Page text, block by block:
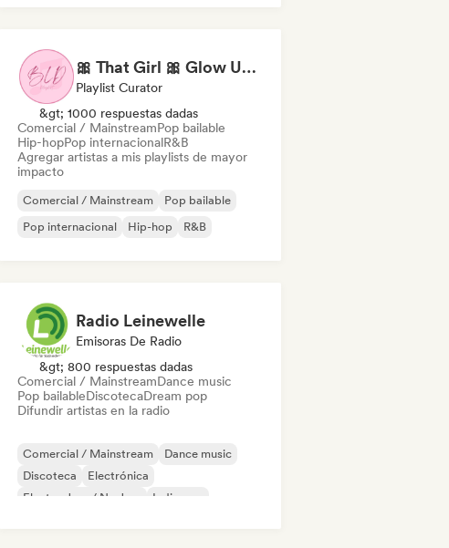
🎀 That Girl 🎀 Glow Up Playlist (Female Artists)
Playlist Curator
&gt; 1000 respuestas dadas
Comercial / MainstreamPop bailable
Hip-hopPop internacionalR&B
Agregar artistas a mis playlists de mayor
impacto
Comercial / Mainstream
Pop bailable
Pop internacional
Hip-hop R&B
Radio Leinewelle
Emisoras De Radio
&gt; 800 respuestas dadas
Comercial / MainstreamDance music
Pop bailableDiscotecaDream pop
Difundir artistas en la radio
Comercial / Mainstream
Dance music
Discoteca
Electrónica
Electro Jazz / Nu Jazz
Indie pop